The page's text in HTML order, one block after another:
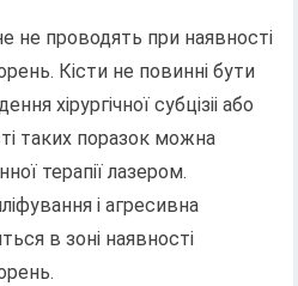
не проводять при наявності
Кісти не повинні бути
хірургічної субцізіі або
таких поразок можна
терапії лазером.
і агресивна
в зоні наявності